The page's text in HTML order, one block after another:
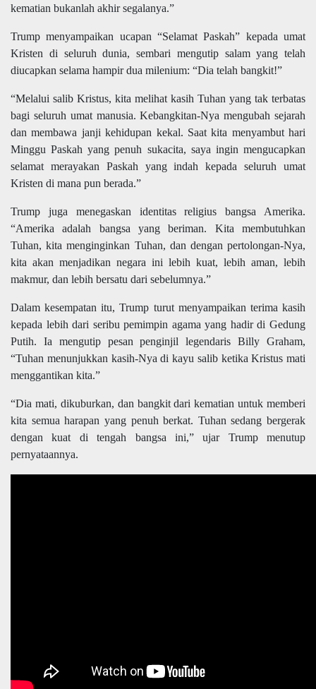
kematian bukanlah akhir segalanya.”
Trump menyampaikan ucapan “Selamat Paskah” kepada umat
Kristen di seluruh dunia, sembari mengutip salam yang telah
diucapkan selama hampir dua milenium: “Dia telah bangkit!”
“Melalui salib Kristus, kita melihat kasih Tuhan yang tak terbatas
bagi seluruh umat manusia. Kebangkitan-Nya mengubah sejarah
dan membawa janji kehidupan kekal. Saat kita menyambut hari
Minggu Paskah yang penuh sukacita, saya ingin mengucapkan
selamat merayakan Paskah yang indah kepada seluruh umat
Kristen di mana pun berada.”
Trump juga menegaskan identitas religius bangsa Amerika.
“Amerika adalah bangsa yang beriman. Kita membutuhkan
Tuhan, kita menginginkan Tuhan, dan dengan pertolongan-Nya,
kita akan menjadikan negara ini lebih kuat, lebih aman, lebih
makmur, dan lebih bersatu dari sebelumnya.”
Dalam kesempatan itu, Trump turut menyampaikan terima kasih
kepada lebih dari seribu pemimpin agama yang hadir di Gedung
Putih. Ia mengutip pesan penginjil legendaris Billy Graham,
“Tuhan menunjukkan kasih-Nya di kayu salib ketika Kristus mati
menggantikan kita.”
“Dia mati, dikuburkan, dan bangkit dari kematian untuk memberi
kita semua harapan yang penuh berkat. Tuhan sedang bergerak
dengan kuat di tengah bangsa ini,” ujar Trump menutup
pernyataannya.